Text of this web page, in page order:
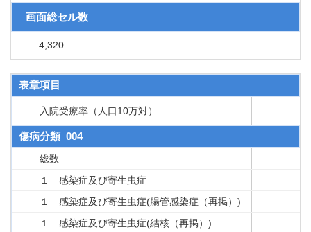
画面総セル数
4,320
表章項目
入院受療率（人口10万対）
傷病分類_004
総数
１ 感染症及び寄生虫症
１ 感染症及び寄生虫症(腸管感染症（再掲）)
１ 感染症及び寄生虫症(結核（再掲）)